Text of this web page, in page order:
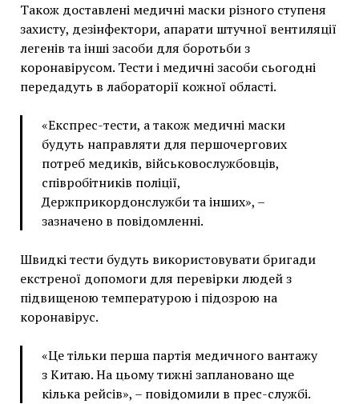
Також доставлені медичні маски різного ступеня
захисту, дезінфектори, апарати штучної вентиляції
легенів та інші засоби для боротьби з
коронавірусом. Тести і медичні засоби сьогодні
передадуть в лабораторії кожної області.
«Експрес-тести, а також медичні маски
будуть направляти для першочергових
потреб медиків, військовослужбовців,
співробітників поліції,
Держприкордонслужби та інших», –
зазначено в повідомленні.
Швидкі тести будуть використовувати бригади
екстреної допомоги для перевірки людей з
підвищеною температурою і підозрою на
коронавірус.
«Це тільки перша партія медичного вантажу
з Китаю. На цьому тижні заплановано ще
кілька рейсів», – повідомили в прес-службі.